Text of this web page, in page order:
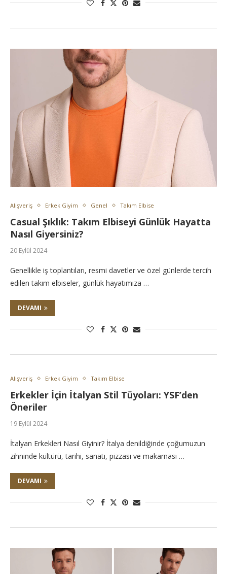
Alışveriş Erkek Giyim Genel Takım Elbise
Casual Şıklık: Takım Elbiseyi Günlük Hayatta
Nasıl Giyersiniz?
20 Eylül 2024
Genellikle iş toplantıları, resmi davetler ve özel günlerde tercih
edilen takım elbiseler, günlük hayatımıza …
DEVAMI
Alışveriş Erkek Giyim Takım Elbise
Erkekler İçin İtalyan Stil Tüyoları: YSF’den
Öneriler
19 Eylül 2024
İtalyan Erkekleri Nasıl Giyinir? İtalya denildiğinde çoğumuzun
zihninde kültürü, tarihi, sanatı, pizzası ve makarnası …
DEVAMI